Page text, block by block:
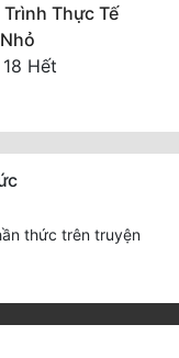
Thực Tế
Hết
thức trên truyện